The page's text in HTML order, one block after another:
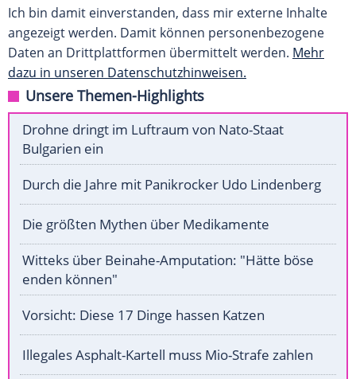
Ich bin damit einverstanden, dass mir externe Inhalte
angezeigt werden. Damit können personenbezogene
Daten an Drittplattformen übermittelt werden. Mehr
dazu in unseren Datenschutzhinweisen.
Unsere Themen-Highlights
Drohne dringt im Luftraum von Nato-Staat
Bulgarien ein
Durch die Jahre mit Panikrocker Udo Lindenberg
Die größten Mythen über Medikamente
Witteks über Beinahe-Amputation: "Hätte böse
enden können"
Vorsicht: Diese 17 Dinge hassen Katzen
Illegales Asphalt-Kartell muss Mio-Strafe zahlen